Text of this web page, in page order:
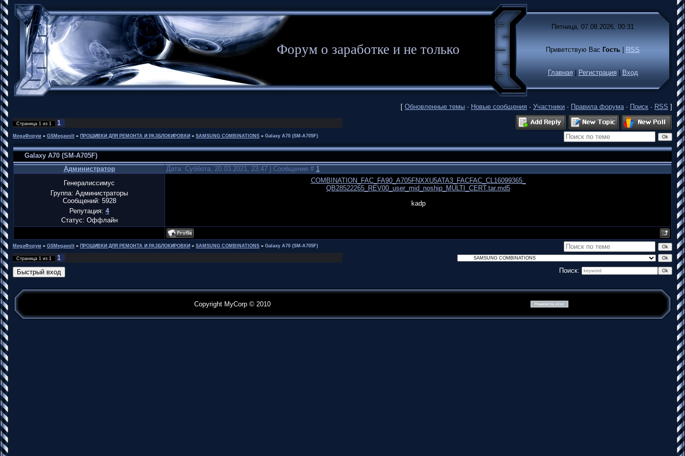
Форум о заработке и не только
Пятница, 07.08.2026, 00:31
Приветствую Вас Гость RSS
Главная Регистрация Вход
[ Обновленные темы · Новые сообщения · Участники · Правила форума· Поиск · RSS ]
Страница 1 из 1 1
MegaФорум » GSMegavolt » ПРОШИВКИ ДЛЯ РЕМОНТА И РАЗБЛОКИРОВКИ » SAMSUNG COMBINATIONS » Galaxy A70 (SM-A705F)
Galaxy A70 (SM-A705F)
Администратор
Дата: Суббота, 20.03.2021, 23:47 | Сообщение # 1
Генералиссимус
Группа: Администраторы
Сообщений: 5928
Репутация: 4
Статус: Оффлайн
COMBINATION_FAC_FA90_A705FNXXU5ATA3_FACFAC_CL16099365_
QB28522265_REV00_user_mid_noship_MULTI_CERT.tar.md5
kadp
MegaФорум » GSMegavolt » ПРОШИВКИ ДЛЯ РЕМОНТА И РАЗБЛОКИРОВКИ » SAMSUNG COMBINATIONS » Galaxy A70 (SM-A705F)
Страница 1 из 1
1
Поиск:
Copyright MyCorp © 2010